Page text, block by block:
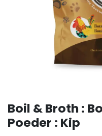
Boil & Broth :
Poeder : Kip